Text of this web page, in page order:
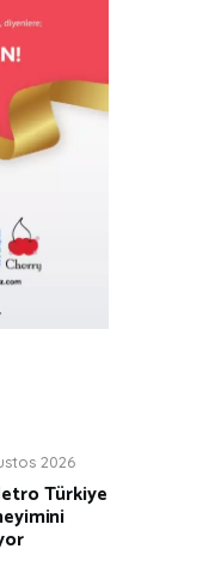
2026
Türkiye